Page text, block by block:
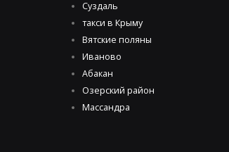
Суздаль
такси в Крыму
Вятские поляны
Иваново
Абакан
Озерский район
Массандра